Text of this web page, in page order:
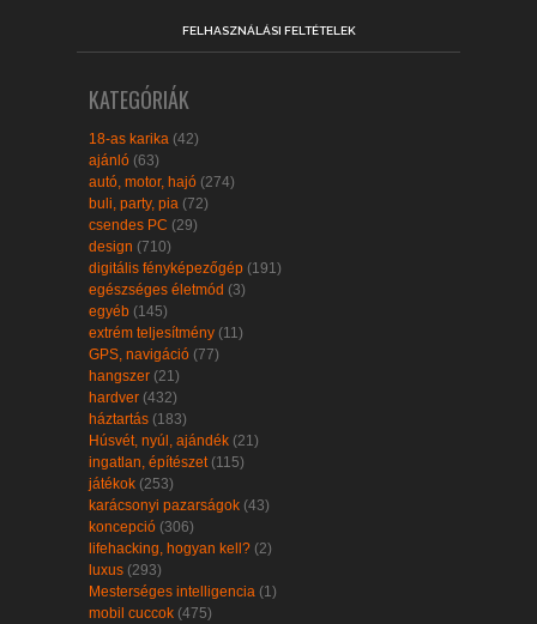
FELHASZNÁLÁSI FELTÉTELEK
KATEGÓRIÁK
18-as karika (42)
ajánló (63)
autó, motor, hajó (274)
buli, party, pia (72)
csendes PC (29)
design (710)
digitális fényképezőgép (191)
egészséges életmód (3)
egyéb (145)
extrém teljesítmény (11)
GPS, navigáció (77)
hangszer (21)
hardver (432)
háztartás (183)
Húsvét, nyúl, ajándék (21)
ingatlan, építészet (115)
játékok (253)
karácsonyi pazarságok (43)
koncepció (306)
lifehacking, hogyan kell? (2)
luxus (293)
Mesterséges intelligencia (1)
mobil cuccok (475)